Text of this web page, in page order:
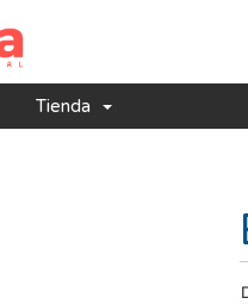
Tienda